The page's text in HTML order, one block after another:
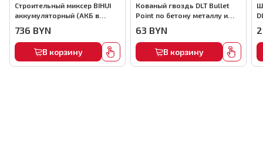
Строительный миксер BIHUI
аккумуляторный (АКБ в
736 BYN
В корзину
Кованый гвоздь DLT Bullet
Point по бетону металлу и
арт.0116
63 BYN
В корзину